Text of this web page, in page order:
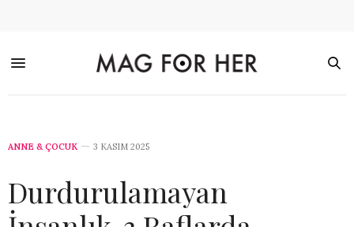
ANNE & ÇOCUK 3 KASIM 2025
Durdurulamayan